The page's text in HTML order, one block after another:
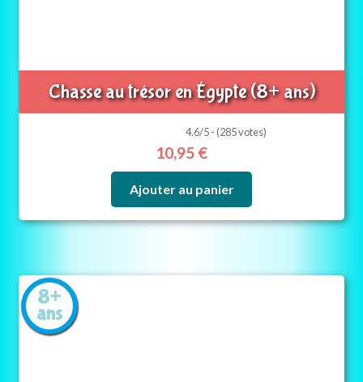
Chasse au trésor en Égypte (8+ ans)
4.6/5 - (285 votes)
10,95 €
Ajouter au panier
8+
ans